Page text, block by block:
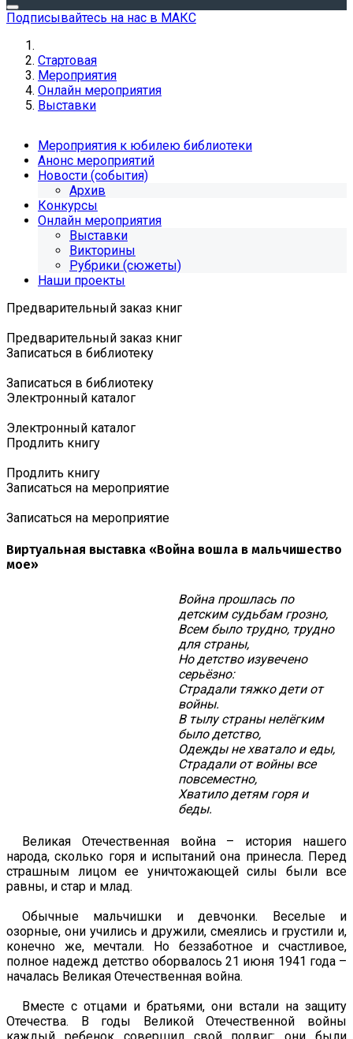
Подписывайтесь на нас в МАКС
Стартовая
Мероприятия
Онлайн мероприятия
Выставки
Мероприятия к юбилею библиотеки
Анонс мероприятий
Новости (события)
Архив
Конкурсы
Онлайн мероприятия
Выставки
Викторины
Рубрики (сюжеты)
Наши проекты
Предварительный заказ книг
Предварительный заказ книг
Записаться в библиотеку
Записаться в библиотеку
Электронный каталог
Электронный каталог
Продлить книгу
Продлить книгу
Записаться на мероприятие
Записаться на мероприятие
Виртуальная выставка «Война вошла в мальчишество
мое»
Война прошлась по
детским судьбам грозно,
Всем было трудно, трудно
для страны,
Но детство изувечено
серьёзно:
Страдали тяжко дети от
войны.
В тылу страны нелёгким
было детство,
Одежды не хватало и еды,
Страдали от войны все
повсеместно,
Хватило детям горя и
беды.
Великая Отечественная война – история нашего
народа, сколько горя и испытаний она принесла. Перед
страшным лицом ее уничтожающей силы были все
равны, и стар и млад.
Обычные мальчишки и девчонки. Веселые и
озорные, они учились и дружили, смеялись и грустили и,
конечно же, мечтали. Но беззаботное и счастливое,
полное надежд детство оборвалось 21 июня 1941 года –
началась Великая Отечественная война.
Вместе с отцами и братьями, они встали на защиту
Отечества. В годы Великой Отечественной войны
каждый ребенок совершил свой подвиг: они были